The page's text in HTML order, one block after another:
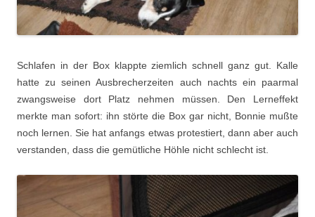
Schlafen in der Box klappte ziemlich schnell ganz gut. Kalle
hatte zu seinen Ausbrecherzeiten auch nachts ein paarmal
zwangsweise dort Platz nehmen müssen. Den Lerneffekt
merkte man sofort: ihn störte die Box gar nicht, Bonnie mußte
noch lernen. Sie hat anfangs etwas protestiert, dann aber auch
verstanden, dass die gemütliche Höhle nicht schlecht ist.